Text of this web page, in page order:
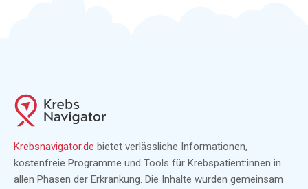
Krebsnavigator.de bietet verlässliche Informationen,
kostenfreie Programme und Tools für Krebspatient:innen in
allen Phasen der Erkrankung. Die Inhalte wurden gemeinsam